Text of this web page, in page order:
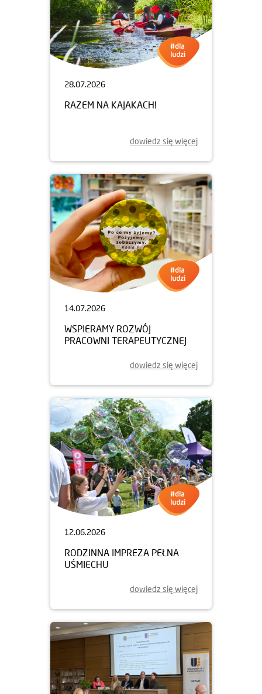
28.07.2026
RAZEM NA KAJAKACH!
dowiedz się więcej
14.07.2026
WSPIERAMY ROZWÓJ
PRACOWNI TERAPEUTYCZNEJ
dowiedz się więcej
12.06.2026
RODZINNA IMPREZA PEŁNA
UŚMIECHU
dowiedz się więcej